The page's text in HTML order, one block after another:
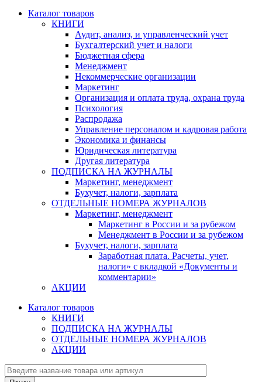
Каталог товаров
КНИГИ
Аудит, анализ, и управленческий учет
Бухгалтерский учет и налоги
Бюджетная сфера
Менеджмент
Некоммерческие организации
Маркетинг
Организация и оплата труда, охрана труда
Психология
Распродажа
Управление персоналом и кадровая работа
Экономика и финансы
Юридическая литература
Другая литература
ПОДПИСКА НА ЖУРНАЛЫ
Маркетинг, менеджмент
Бухучет, налоги, зарплата
ОТДЕЛЬНЫЕ НОМЕРА ЖУРНАЛОВ
Маркетинг, менеджмент
Маркетинг в России и за рубежом
Менеджмент в России и за рубежом
Бухучет, налоги, зарплата
Заработная плата. Расчеты, учет,
налоги» с вкладкой «Документы и
комментарии»
АКЦИИ
Каталог товаров
КНИГИ
ПОДПИСКА НА ЖУРНАЛЫ
ОТДЕЛЬНЫЕ НОМЕРА ЖУРНАЛОВ
АКЦИИ